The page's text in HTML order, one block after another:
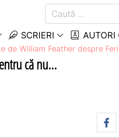
SCRIERI AUTORI
de William Feather despre
că nu...